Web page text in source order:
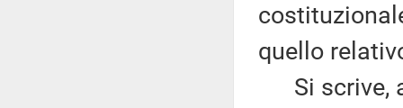
quello
Si scrive,